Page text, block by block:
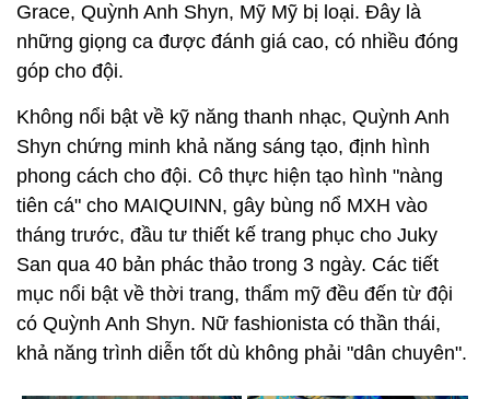
Grace, Quỳnh Anh Shyn, Mỹ Mỹ bị loại. Đây là
những giọng ca được đánh giá cao, có nhiều đóng
góp cho đội.
Không nổi bật về kỹ năng thanh nhạc, Quỳnh Anh
Shyn chứng minh khả năng sáng tạo, định hình
phong cách cho đội. Cô thực hiện tạo hình "nàng
tiên cá" cho MAIQUINN, gây bùng nổ MXH vào
tháng trước, đầu tư thiết kế trang phục cho Juky
San qua 40 bản phác thảo trong 3 ngày. Các tiết
mục nổi bật về thời trang, thẩm mỹ đều đến từ đội
có Quỳnh Anh Shyn. Nữ fashionista có thần thái,
khả năng trình diễn tốt dù không phải "dân chuyên".